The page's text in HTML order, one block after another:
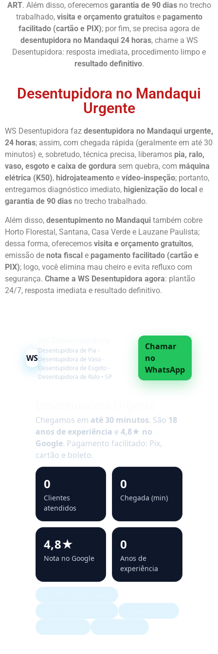
ART. Além disso, oferecemos garantia de 90 diasno trecho
trabalhado, visita e orçamento gratuitose pagamento
facilitado (cartão e PIX); por fim, se precisa agora de
desentupidora no Mandaqui 24 horas, chame a WS
Desentupidora: resposta imediata, procedimento limpo e
resultado definitivo.
Desentupidora no Mandaqui
Urgente
WS Desentupidora faz desentupidora no Mandaqui urgente,
24 horas; assim, com chegada rápida (geralmente em até 30
minutos) e, sobretudo, técnica precisa, liberamos pia, ralo,
vaso, esgoto e caixa de gordura sem quebra, com máquina
elétrica (K50), hidrojateamento e vídeo-inspeção; portanto,
entregamos diagnóstico imediato, higienização do local e
garantia de 90 dias no trecho trabalhado.
Além disso, desentupimento no Mandaqui também cobre
Horto Florestal, Santana, Casa Verde e Lauzane Paulista;
dessa forma, oferecemos visita e orçamento gratuitos,
emissão de nota fiscal e pagamento facilitado (cartão e
PIX); logo, você elimina mau cheiro e evita refluxo com
segurança. Chame a WS Desentupidora agora: plantão
24/7, resposta imediata e resultado definitivo.
WS
Desentupidora de Pia -
Desentupidora de Vaso -
Desentupidora de Esgoto -
Desentupidora de Ralo • SP
Chamar
no
WhatsApp
Chegamos em até 30 minutos. São 18
anos de experiência e 4,8★ no
Google. Pagamento facilitado: Pix,
cartão e boleto.
0
Clientes
atendidos
0
Chegada (min)
4,8★
Nota no Google
0
Anos de
experiência